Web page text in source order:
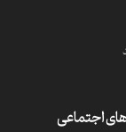
اجتماعی